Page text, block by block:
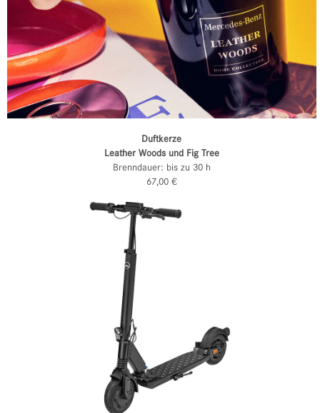
Duftkerze
Leather Woods und Fig Tree
Brenndauer: bis zu 30 h
67,00 €